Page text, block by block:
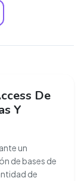
De
Y
un
de bases de
de